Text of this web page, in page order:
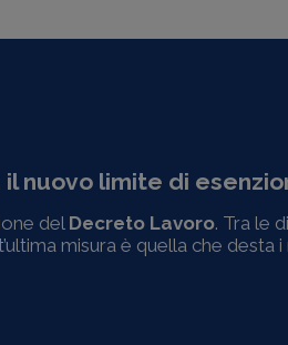
nuovo limite di
del Decreto Lavoro. Tra le
misura è quella che desta